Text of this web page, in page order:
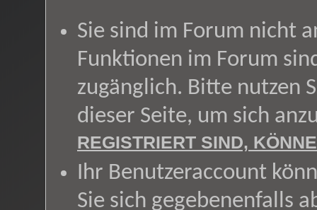
Sie sind im Forum nicht
Funktionen im Forum
zugänglich. Bitte nutzen
dieser Seite, um sich
REGISTRIERT SIND,
Ihr Benutzeraccount
Sie sich gegebenenfalls